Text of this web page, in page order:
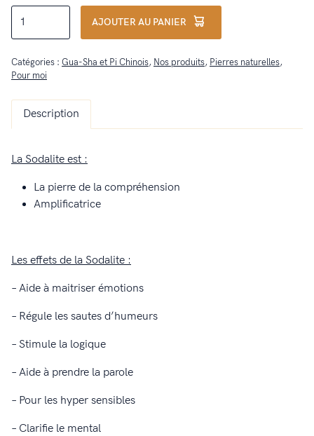
quantité
Chinois
AJOUTER AU PANIER
Catégories : Gua-Sha et Pi Chinois, Nos produits, Pierres naturelles,
Pour moi
Description
La Sodalite est :
La pierre de la compréhension
Amplificatrice
Les effets de la Sodalite :
– Aide à maitriser émotions
– Régule les sautes d’humeurs
– Stimule la logique
– Aide à prendre la parole
– Pour les hyper sensibles
– Clarifie le mental